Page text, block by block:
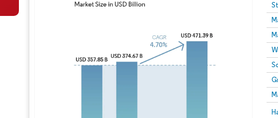
Bild © Mordor Intelligence. Wiederverwendung